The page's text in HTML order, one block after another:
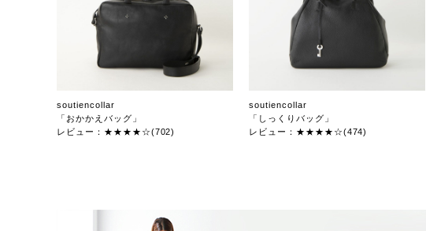
soutiencollar
「おかかえバッグ」
レビュー：★★★★☆(702)
soutiencollar
「しっくりバッグ」
レビュー：★★★★☆(474)